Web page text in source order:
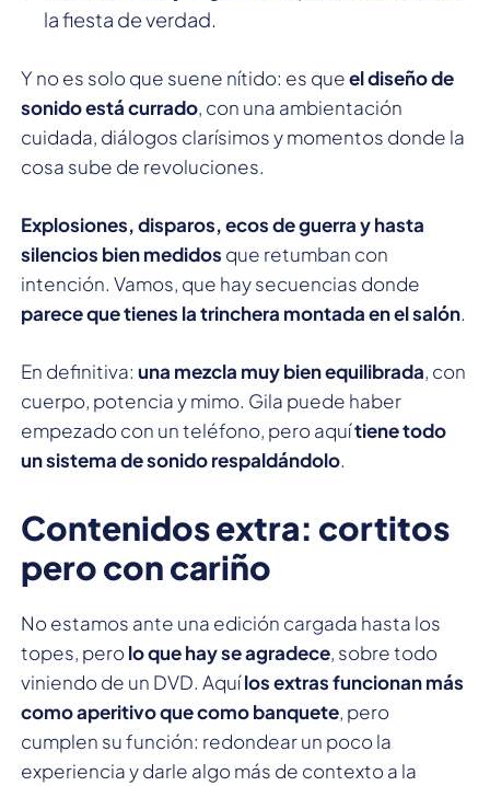
la fiesta de verdad.
Y no es solo que suene nítido: es queel diseño de
sonido está currado, con una ambientación
cuidada, diálogos clarísimos y momentos donde la
cosa sube de revoluciones.
Explosiones, disparos, ecos de guerra y hasta
silencios bien medidos que retumban con
intención. Vamos, que hay secuencias donde
parece que tienes la trinchera montada en el salón.
En definitiva: una mezcla muy bien equilibrada, con
cuerpo, potencia y mimo. Gila puede haber
empezado con un teléfono, pero aquítiene todo
un sistema de sonido respaldándolo.
Contenidos extra: cortitos
pero con cariño
No estamos ante una edición cargada hasta los
topes, perolo que hay se agradece, sobre todo
viniendo de un DVD. Aquílos extras funcionan más
como aperitivo que como banquete, pero
cumplen su función: redondear un poco la
experiencia y darle algo más de contexto a la